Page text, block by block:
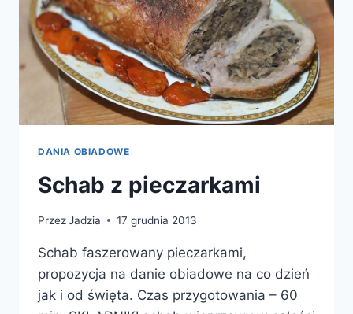
DANIA OBIADOWE
Schab z pieczarkami
PrzezJadzia 17 grudnia 2013
Schab faszerowany pieczarkami,
propozycja na danie obiadowe na co dzień
jak i od święta. Czas przygotowania – 60